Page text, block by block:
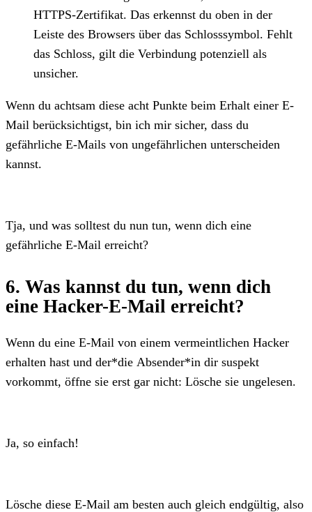
HTTPS-Zertifikat. Das erkennst du oben in der
Leiste des Browsers über das Schlosssymbol. Fehlt
das Schloss, gilt die Verbindung potenziell als
unsicher.
Wenn du achtsam diese acht Punkte beim Erhalt einer E-
Mail berücksichtigst, bin ich mir sicher, dass du
gefährliche E-Mails von ungefährlichen unterscheiden
kannst.
Tja, und was solltest du nun tun, wenn dich eine
gefährliche E-Mail erreicht?
6. Was kannst du tun, wenn dich
eine Hacker-E-Mail erreicht?
Wenn du eine E-Mail von einem vermeintlichen Hacker
erhalten hast und der*die Absender*in dir suspekt
vorkommt, öffne sie erst gar nicht: Lösche sie ungelesen.
Ja, so einfach!
Lösche diese E-Mail am besten auch gleich endgültig, also